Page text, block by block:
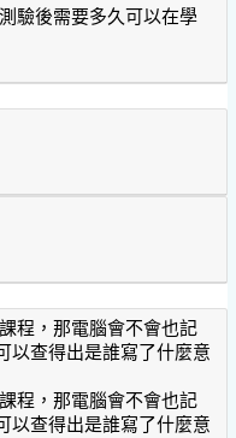
驗後需要多久可以在學
總測驗後需要多久可以在學
程，那電腦會不會也記
以查得出是誰寫了什麼意
程，那電腦會不會也記
以查得出是誰寫了什麼意